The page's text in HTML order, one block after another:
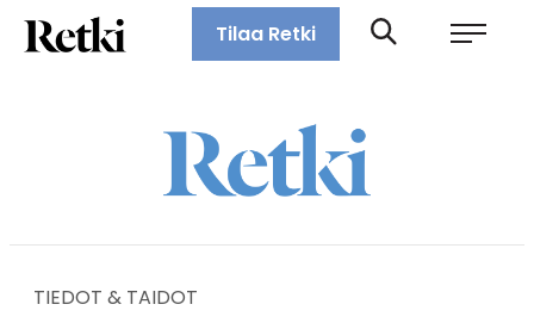
Siirry
suoraan
Retki-lehti
Tilaa Retki
TIEDOT & TAIDOT